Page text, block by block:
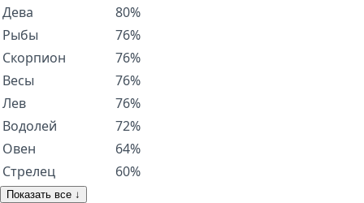
Дева
80%
Рыбы
76%
Скорпион
76%
Весы
76%
Лев
76%
Водолей
72%
Овен
64%
Стрелец
60%
Показать все ↓